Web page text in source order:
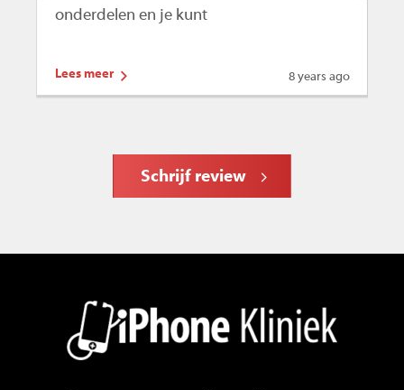
onderdelen en je kunt
Lees meer 8 years ago
Schrijf review